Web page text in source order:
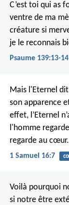
C’est toi qui as
ventre de ma
créature si
je le reconnais
Psaume 139:13-14
Mais l'Eternel
son apparence
effet, l’Eternel
l'homme
regarde au
1 Samuel 16:7
Voilà pourquoi
si notre être